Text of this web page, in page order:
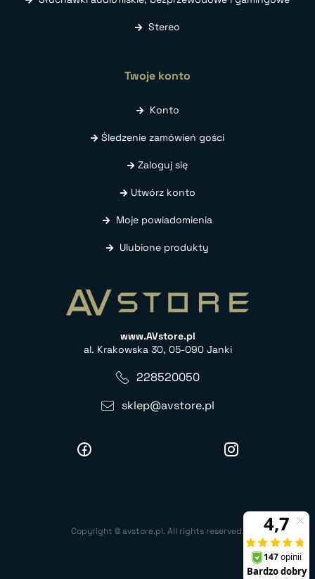
Stereo
Twoje konto
Konto
Śledzenie zamówień gości
Zaloguj się
Utwórz konto
Moje powiadomienia
Ulubione produkty
www.AVstore.pl
al. Krakowska 30, 05-090 Janki
228520050
sklep@avstore.pl
Copyright © avstore.pl. All rights reserved.